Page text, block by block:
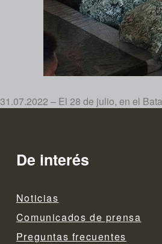
31.07.2022 – El 28 de julio, en el
De interés
Noticias
Comunicados de prensa
Preguntas frecuentes